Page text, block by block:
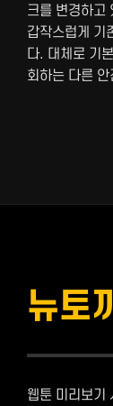
크를 변경하고
갑작스럽게 기
다. 대체로 기
회하는 다른
뉴토
웹툰 미리보기